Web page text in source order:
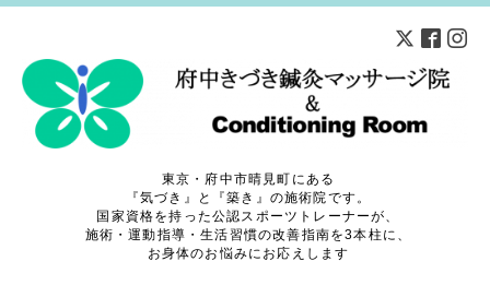
東京・府中市晴見町にある
『気づき』と『築き』の施術院です。
国家資格を持った公認スポーツトレーナーが、
施術・運動指導・生活習慣の改善指南を3本柱に、
お身体のお悩みにお応えします